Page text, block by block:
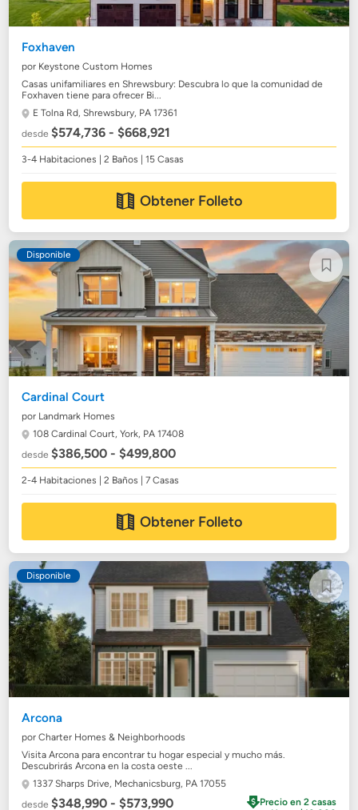
Foxhaven
por Keystone Custom Homes
Casas unifamiliares en Shrewsbury: Descubra lo que la comunidad de
Foxhaven tiene para ofrecer Bi...
E Tolna Rd,Shrewsbury, PA 17361
desde$574,736 - $668,921
3-4 Habitaciones | 2 Baños | 15 Casas
Obtener Folleto
Disponible
Cardinal Court
por Landmark Homes
108 Cardinal Court,York, PA 17408
desde$386,500 - $499,800
2-4 Habitaciones | 2 Baños | 7 Casas
Obtener Folleto
Disponible
Arcona
por Charter Homes & Neighborhoods
Visita Arcona para encontrar tu hogar especial y mucho más.
Descubrirás Arcona en la costa oeste ...
1337 Sharps Drive, Mechanicsburg, PA 17055
desde$348,990 - $573,990
Precio en 2 casas